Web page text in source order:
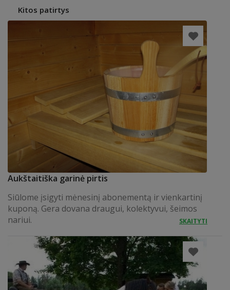
Kitos patirtys
Aukštaitiška garinė pirtis
Siūlome įsigyti mėnesinį abonementą ir vienkartinį
kuponą. Gera dovana draugui, kolektyvui, šeimos
nariui.
SKAITYTI